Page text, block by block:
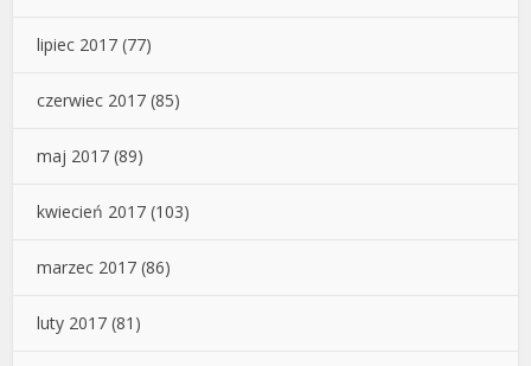
lipiec 2017 (77)
czerwiec 2017 (85)
maj 2017 (89)
kwiecień 2017 (103)
marzec 2017 (86)
luty 2017 (81)